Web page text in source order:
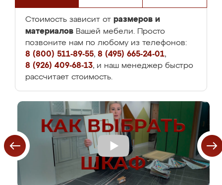
Стоимость зависит от размеров и
материалов Вашей мебели. Просто
позвоните нам по любому из телефонов:
8 (800) 511-89-55, 8 (495) 665-24-01,
8 (926) 409-68-13, и наш менеджер быстро
рассчитает стоимость.